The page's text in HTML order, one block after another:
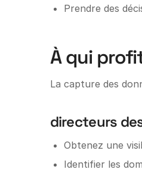
Prendre des
À qui
La capture des
directeurs
Obtenez une
Identifier les